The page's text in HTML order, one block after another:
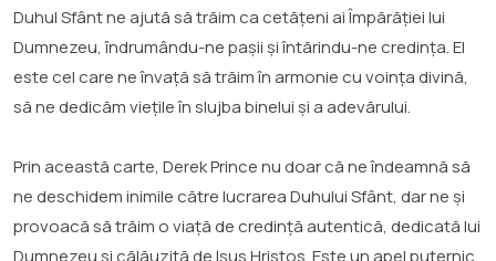
Duhul Sfânt ne ajută să trăim ca cetățeni ai Împărăției lui
Dumnezeu, îndrumându-ne pașii și întărindu-ne credința. El
este cel care ne învață să trăim în armonie cu voința divină,
să ne dedicăm viețile în slujba binelui și a adevărului.
Prin această carte, Derek Prince nu doar că ne îndeamnă să
ne deschidem inimile către lucrarea Duhului Sfânt, dar ne și
provoacă să trăim o viață de credință autentică, dedicată lui
Dumnezeu și călăuzită de Isus Hristos. Este un apel puternic